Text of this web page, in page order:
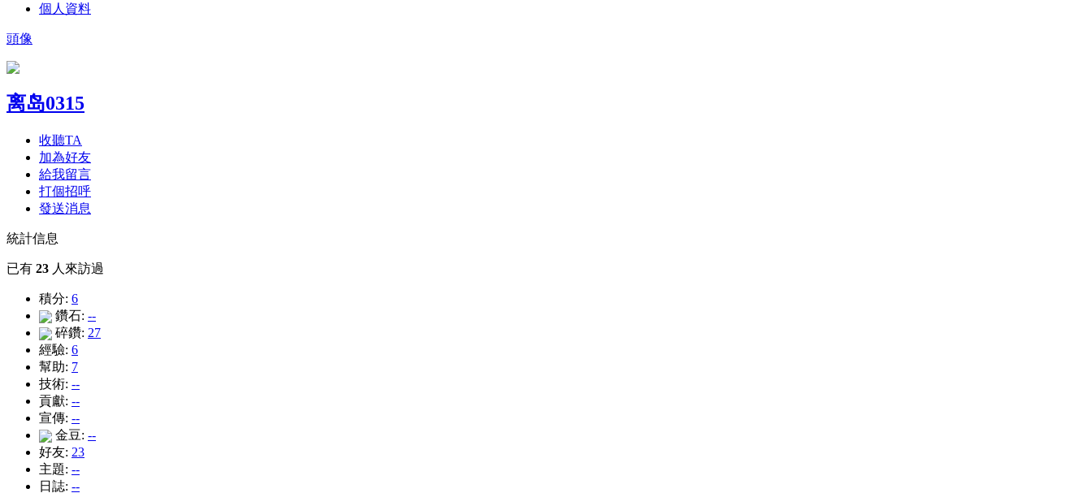
個人資料
頭像
离岛0315
收聽TA
加為好友
給我留言
打個招呼
發送消息
統計信息
已有 23 人來訪過
積分: 6
鑽石: --
碎鑽: 27
經驗: 6
幫助: 7
技術: --
貢獻: --
宣傳: --
金豆: --
好友: 23
主題: --
日誌: --